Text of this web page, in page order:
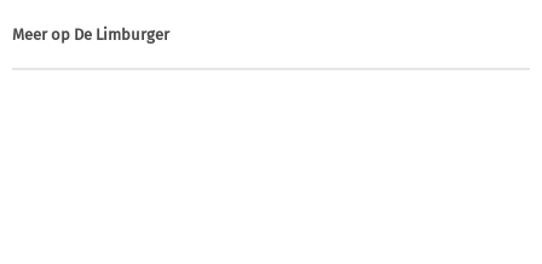
Meer op De Limburger